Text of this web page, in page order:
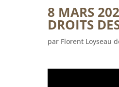
8 MARS
DROITS
par Florent Loyseau